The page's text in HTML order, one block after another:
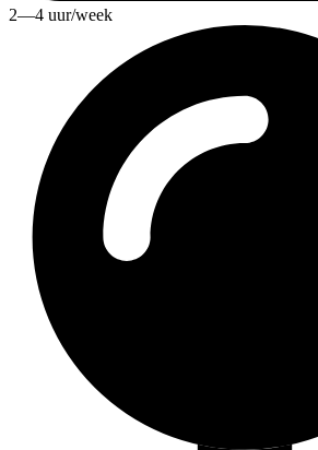
2—4 uur/week